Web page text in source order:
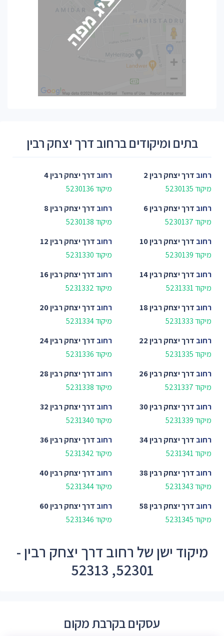
בתים ומיקודים ברחוב דרך יצחק רבין
רחוב דרך יצחק רבין 2
מיקוד 5230135
רחוב דרך יצחק רבין 4
מיקוד 5230136
רחוב דרך יצחק רבין 6
מיקוד 5230137
רחוב דרך יצחק רבין 8
מיקוד 5230138
רחוב דרך יצחק רבין 10
מיקוד 5230139
רחוב דרך יצחק רבין 12
מיקוד 5231330
רחוב דרך יצחק רבין 14
מיקוד 5231331
רחוב דרך יצחק רבין 16
מיקוד 5231332
רחוב דרך יצחק רבין 18
מיקוד 5231333
רחוב דרך יצחק רבין 20
מיקוד 5231334
רחוב דרך יצחק רבין 22
מיקוד 5231335
רחוב דרך יצחק רבין 24
מיקוד 5231336
רחוב דרך יצחק רבין 26
מיקוד 5231337
רחוב דרך יצחק רבין 28
מיקוד 5231338
רחוב דרך יצחק רבין 30
מיקוד 5231339
רחוב דרך יצחק רבין 32
מיקוד 5231340
רחוב דרך יצחק רבין 34
מיקוד 5231341
רחוב דרך יצחק רבין 36
מיקוד 5231342
רחוב דרך יצחק רבין 38
מיקוד 5231343
רחוב דרך יצחק רבין 40
מיקוד 5231344
רחוב דרך יצחק רבין 58
מיקוד 5231345
רחוב דרך יצחק רבין 60
מיקוד 5231346
מיקוד ישן של רחוב דרך יצחק רבין -
52301, 52313
עסקים בקרבת מקום